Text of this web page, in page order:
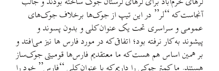
آنجاست که “لر” در این تیپ از جوک‌ها برخلاف جوک‌های
عمومی و سراسری تحت یک عنوان کلی و بدون پسوند و
پیشوند به کار نرفته بود؛ اتفاقی که در مورد فارس ها نیز می‌افتد و
بر همین اساس هم هست که ما معتقدیم فارس‌ها قومیتی جوک‌ساز
هستند. ما کمتر جوکی را داریم که با عنوان کلی “فارس” خود را